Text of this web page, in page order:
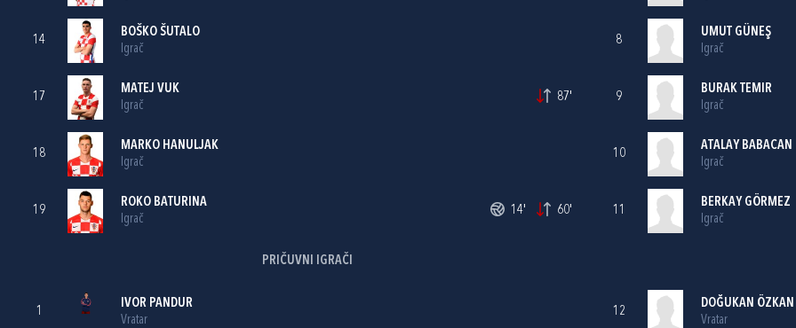
14
BOŠKO ŠUTALO
Igrač
17
MATEJ VUK
Igrač
87'
18
MARKO HANULJAK
Igrač
19
ROKO BATURINA
Igrač
14' 60'
PRIČUVNI IGRAČI
1
IVOR PANDUR
Vratar
8
UMUT GÜNEŞ
Igrač
9
BURAK TEMIR
Igrač
10
ATALAY BABACAN
Igrač
11
BERKAY GÖRMEZ
Igrač
12
DOĞUKAN ÖZKAN
Vratar